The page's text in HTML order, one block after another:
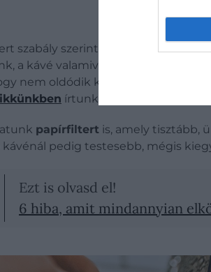
szabály szerint a vizet a
a kávé valamivel hígabb lehet, de
nem oldódik ki elég ízanyag a
írtunk.
papírfiltert is, amely tisztább,
pedig testesebb, mégis
Ezt is olvasd el!
6 hiba, amit mindannyian